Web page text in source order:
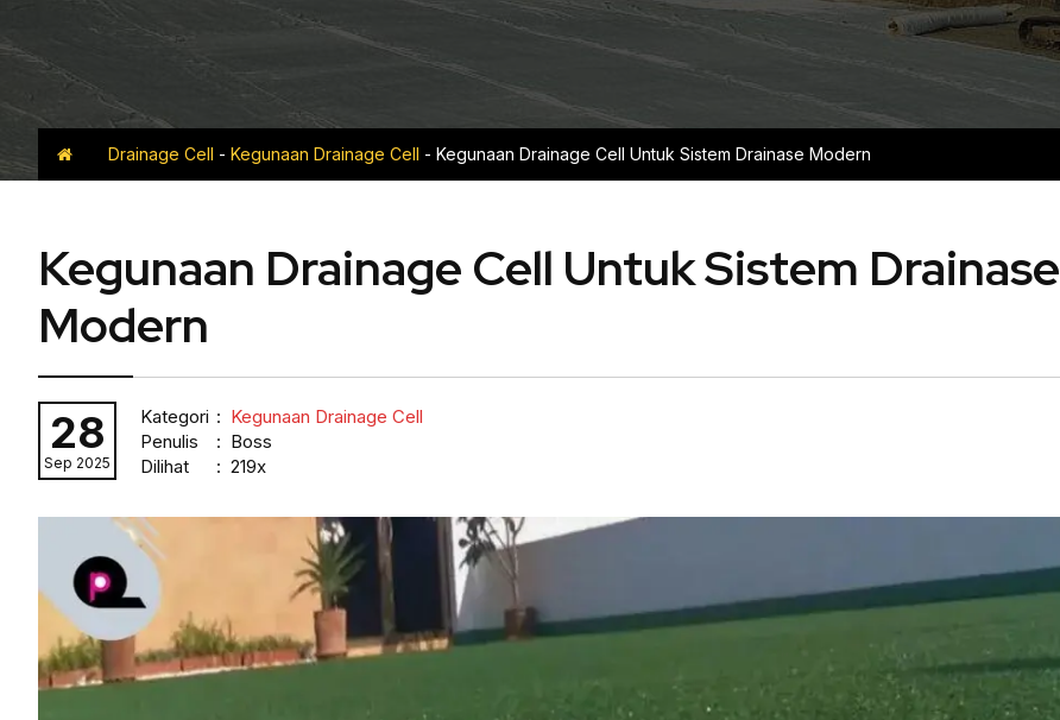
Drainage Cell - Kegunaan Drainage Cell - Kegunaan Drainage Cell Untuk Sistem Drainase Modern
Kegunaan Drainage Cell Untuk Sistem Drainase
Modern
28
Sep 2025
Kategori : Kegunaan Drainage Cell
Penulis
: Boss
Dilihat
: 219x